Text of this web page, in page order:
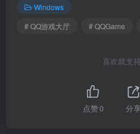
Windows
# QQ游戏大厅
# QQGame
喜欢就支
点赞0 分